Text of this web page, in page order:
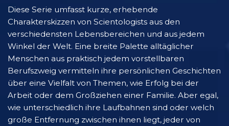
Diese Serie umfasst kurze, erhebende
Charakterskizzen von Scientologists aus den
verschiedensten Lebensbereichen und aus jedem
Winkel der Welt. Eine breite Palette alltäglicher
Menschen aus praktisch jedem vorstellbaren
Berufszweig vermitteln ihre persönlichen Geschichten
über eine Vielfalt von Themen, wie Erfolg bei der
Arbeit oder dem Großziehen einer Familie. Aber egal,
wie unterschiedlich ihre Laufbahnen sind oder welch
große Entfernung zwischen ihnen liegt, jeder von